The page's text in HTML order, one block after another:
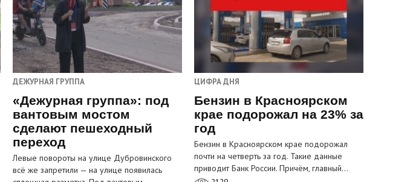
ДЕЖУРНАЯ ГРУППА
«Дежурная группа»: под
вантовым мостом
сделают пешеходный
переход
Левые повороты на улице Дубровинского
всё же запретили — на улице появилась
ЦИФРА ДНЯ
Бензин в Красноярском
крае подорожал на 23% за
год
Бензин в Красноярском крае подорожал
почти на четверть за год. Такие данные
приводит Банк России. Причём, главный…